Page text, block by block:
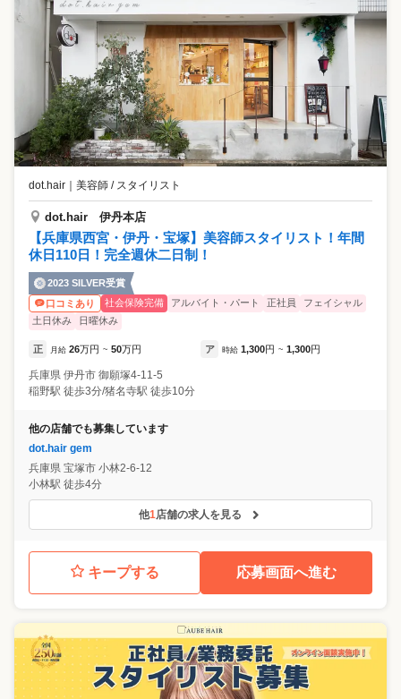
dot.hair ｜ 美容師 / スタイリスト
dot.hair 伊丹本店
【兵庫県西宮・伊丹・宝塚】美容師スタイリスト！年間
休日110日！完全週休二日制！
2023 SILVER受賞
口コミあり
社会保険完備 アルバイト・パート 正社員
フェイシャル
土日休み
日曜休み
正 月給 26万円 ~ 50万円 ア 時給 1,300円 ~ 1,300円
兵庫県 伊丹市 御願塚4-11-5
稲野駅 徒歩3分/猪名寺駅 徒歩10分
他の店舗でも募集しています
dot.hair gem
兵庫県 宝塚市 小林2-6-12
小林駅 徒歩4分
他1店舗の求人を見る
キープする 応募画面へ進む